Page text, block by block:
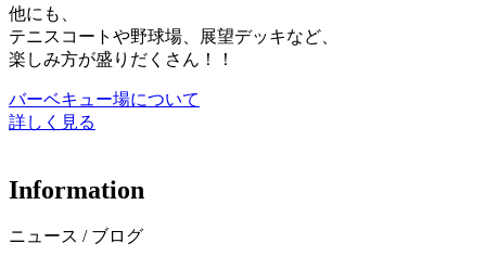
他にも、
テニスコートや野球場、展望デッキなど、
楽しみ方が盛りだくさん！！
バーベキュー場について
詳しく見る
Information
ニュース / ブログ